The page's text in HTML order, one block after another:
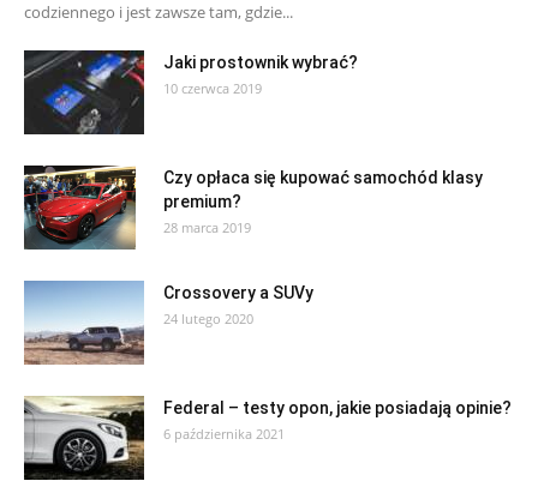
codziennego i jest zawsze tam, gdzie...
Jaki prostownik wybrać?
10 czerwca 2019
Czy opłaca się kupować samochód klasy
premium?
28 marca 2019
Crossovery a SUVy
24 lutego 2020
Federal – testy opon, jakie posiadają opinie?
6 października 2021